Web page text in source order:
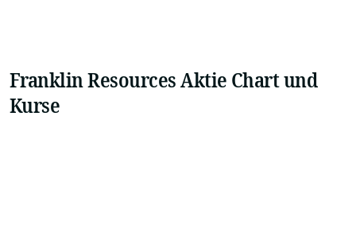
Franklin Resources Aktie Chart und
Kurse